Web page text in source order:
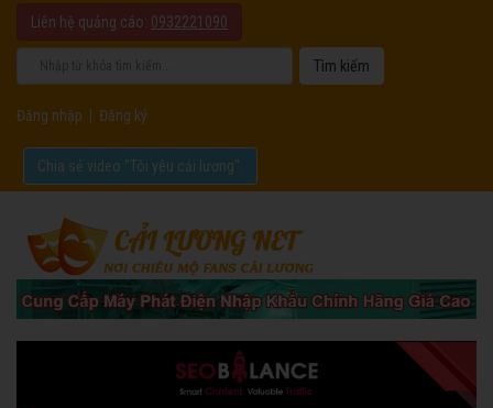
Liên hệ quảng cáo: 0932221090
Đăng nhập Đăng ký
Chia sẻ video "Tôi yêu cải lương".